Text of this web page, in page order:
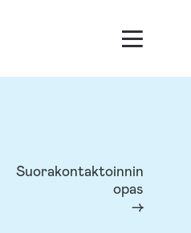
Suorakontaktoinnin
opas